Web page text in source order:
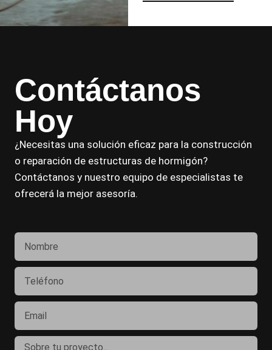
Contáctanos
Hoy
¿Necesitas una solución eficaz para la construcción
o reparación de estructuras de hormigón?
Contáctanos y nuestro equipo de especialistas te
ofrecerá la mejor asesoría.